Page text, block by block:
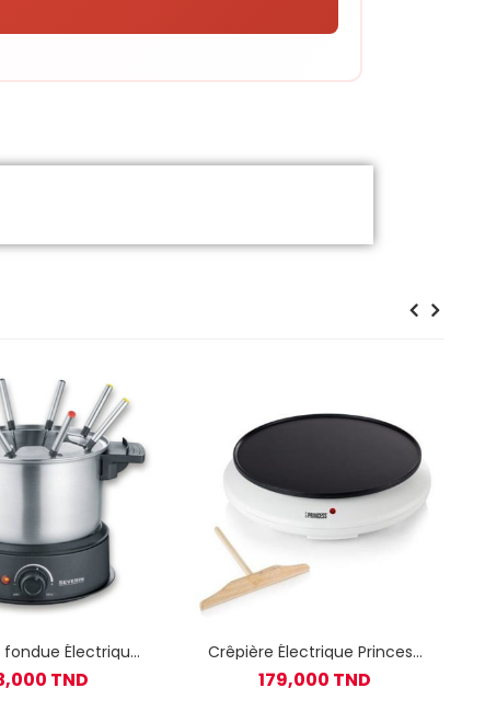
fondue Électrique
1500W - Noir
TND
Crêpière Électrique Princess
492227
179,000 TND